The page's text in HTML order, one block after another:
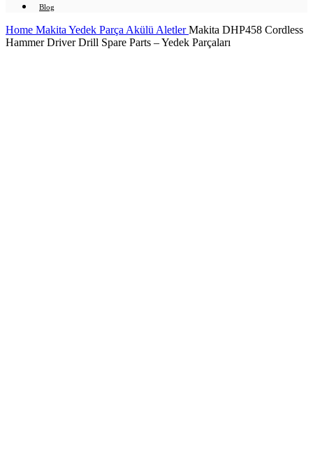
Blog
Home Makita Yedek Parça Akülü AletlerMakita DHP458 Cordless
Hammer Driver Drill Spare Parts – Yedek Parçaları